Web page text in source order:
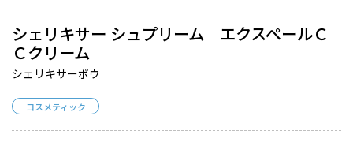
シェリキサー シュプリーム エクスペールＣ
Ｃクリーム
シェリキサーポウ
コスメティック